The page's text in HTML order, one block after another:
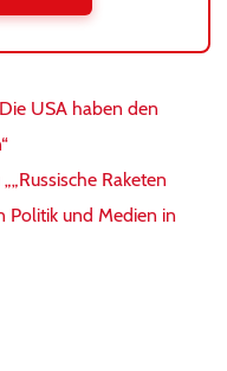
USA haben den
Raketen
Politik und Medien in